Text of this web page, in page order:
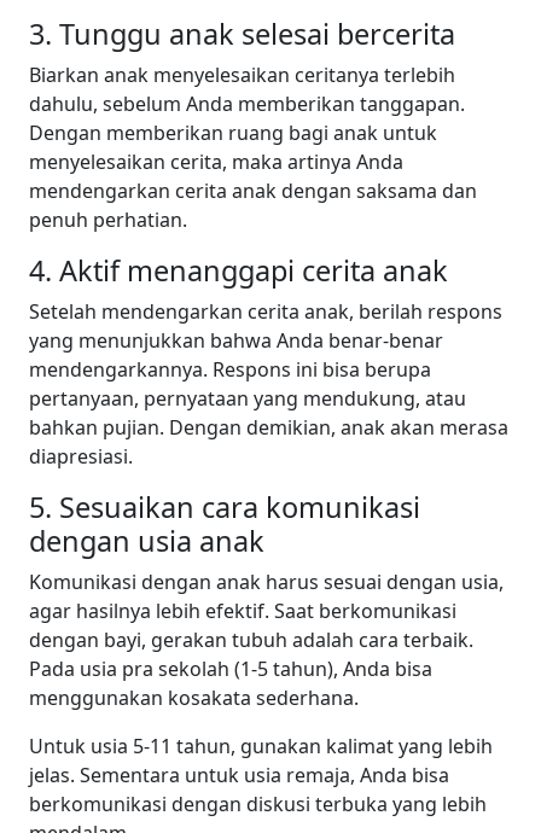
3. Tunggu anak selesai bercerita
Biarkan anak menyelesaikan ceritanya terlebih
dahulu, sebelum Anda memberikan tanggapan.
Dengan memberikan ruang bagi anak untuk
menyelesaikan cerita, maka artinya Anda
mendengarkan cerita anak dengan saksama dan
penuh perhatian.
4. Aktif menanggapi cerita anak
Setelah mendengarkan cerita anak, berilah respons
yang menunjukkan bahwa Anda benar-benar
mendengarkannya. Respons ini bisa berupa
pertanyaan, pernyataan yang mendukung, atau
bahkan pujian. Dengan demikian, anak akan merasa
diapresiasi.
5. Sesuaikan cara komunikasi
dengan usia anak
Komunikasi dengan anak harus sesuai dengan usia,
agar hasilnya lebih efektif. Saat berkomunikasi
dengan bayi, gerakan tubuh adalah cara terbaik.
Pada usia pra sekolah (1-5 tahun), Anda bisa
menggunakan kosakata sederhana.
Untuk usia 5-11 tahun, gunakan kalimat yang lebih
jelas. Sementara untuk usia remaja, Anda bisa
berkomunikasi dengan diskusi terbuka yang lebih